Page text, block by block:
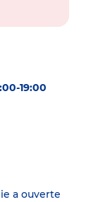
19:00
a ouverte